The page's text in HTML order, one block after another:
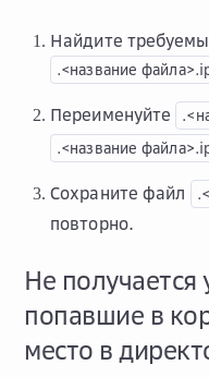
Найдите
.<название
Переименуйте
.<название
Сохраните файл
повторно.
Не
попавшие в
место в